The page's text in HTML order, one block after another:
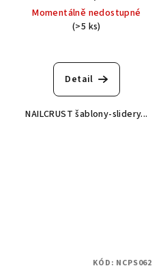
Momentálně nedostupné
(>5 ks)
Detail
NAILCRUST šablony-slidery...
KÓD: NCPS062